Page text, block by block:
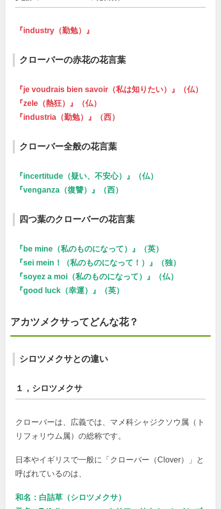
『industry（勤勉）』
クローバーの赤花の花言葉
『je voudrais bien savoir（私は知りたい）』（仏）
『zele（熱狂）』（仏）
『industria（勤勉）』（西）
クローバー全般の花言葉
『incertitude（疑い、不安心）』（仏）
『venganza（復讐）』（西）
四つ葉のクローバーの花言葉
『be mine（私のものになって）』（英）
『sei mein！（私のものになって！）』（独）
『soyez a moi（私のものになって）』（仏）
『good luck（幸運）』（英）
アカツメクサってどんな花？
シロツメクサとの違い
１，シロツメクサ
クローバーは、広義では、マメ科シャジクソウ属（ト
リフォリウム属）の総称です。
日本やイギリスで一般に「クローバー（Clover）」と
呼ばれているのは、
和名：白詰草（シロツメクサ）